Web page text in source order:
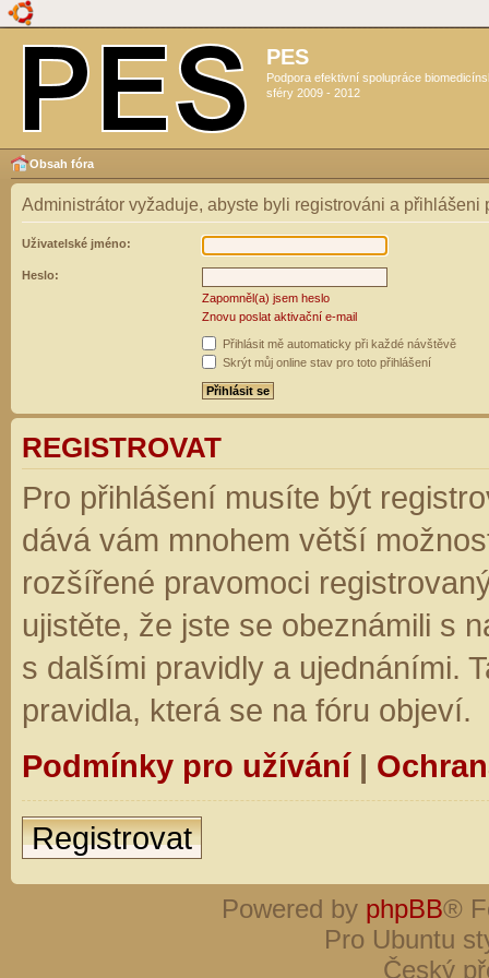
PES
Podpora efektivní spolupráce
sféry 2009 - 2012
Obsah fóra
Administrátor vyžaduje, abyste byli registrováni a přihlášeni
Uživatelské jméno:
Heslo:
Zapomněl(a) jsem heslo
Znovu poslat aktivační e-mail
Přihlásit mě automaticky při každé návštěvě
Skrýt můj online stav pro toto přihlášení
REGISTROVAT
Pro přihlášení musíte být
dává vám mnohem větší
rozšířené pravomoci
ujistěte, že jste se obeznámili s
s dalšími pravidly a ujednáními.
pravidla, která se na fóru objeví.
Podmínky pro užívání|
Registrovat
Powered by phpBB®
Pro Ubuntu
Český